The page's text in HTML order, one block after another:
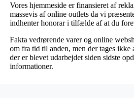
Vores hjemmeside er finansieret af
massevis af online outlets da vi
indhenter honorar i tilfælde af at du
Fakta vedrørende varer og online
om fra tid til anden, men der tages ikke
der er blevet udarbejdet siden sidste
informationer.